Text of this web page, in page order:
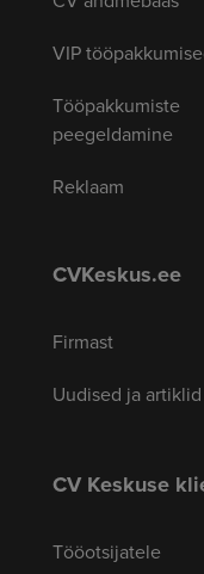
VIP
Tööpakkumiste
peegeldamine
Reklaam
CVKeskus.ee
Firmast
Uudised ja artiklid
CV Keskuse
Tööotsijatele